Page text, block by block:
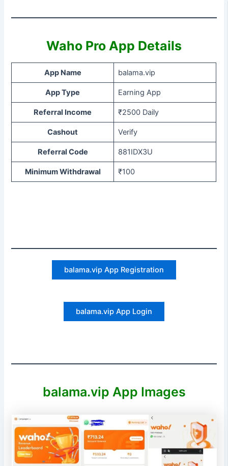
Waho Pro App Details
App Name balama.vip
App Type Earning App
Referral Income ₹2500 Daily
Cashout Verify
Referral Code 881IDX3U
Minimum Withdrawal ₹100
balama.vip App Registration
balama.vip App Login
balama.vip App Images